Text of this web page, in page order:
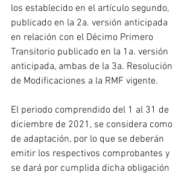
los establecido en el artículo segundo,
publicado en la 2a. versión anticipada
en relación con el Décimo Primero
Transitorio publicado en la 1a. versión
anticipada, ambas de la 3a. Resolución
de Modificaciones a la RMF vigente.
El periodo comprendido del 1 al 31 de
diciembre de 2021, se considera como
de adaptación, por lo que se deberán
emitir los respectivos comprobantes y
se dará por cumplida dicha obligación